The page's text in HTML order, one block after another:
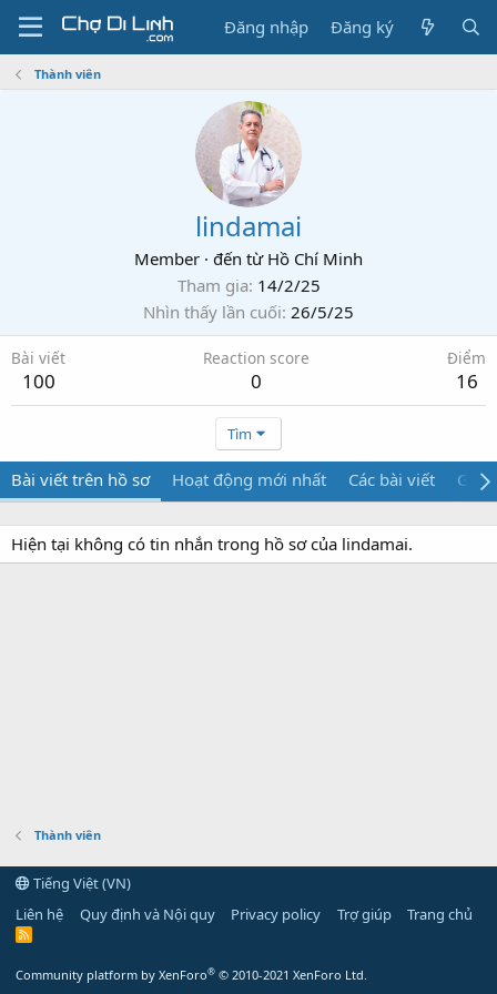
Đăng nhập Đăng ký
Thành viên
lindamai
Member · đến từ Hồ Chí Minh
Tham gia 14/2/25
Nhìn thấy lần cuối 26/5/25
Bài viết
100
Reaction score
0
Điểm
16
Tìm
Bài viết trên hồ sơ Hoạt động mới nhất Các bài viết Giới
Hiện tại không có tin nhắn trong hồ sơ của lindamai.
Thành viên
Tiếng Việt (VN)
Liên hệ
Quy định và Nội quy Privacy policy Trợ giúp Trang chủ
R
Community platform by XenForo® © 2010-2021 XenForo Ltd.